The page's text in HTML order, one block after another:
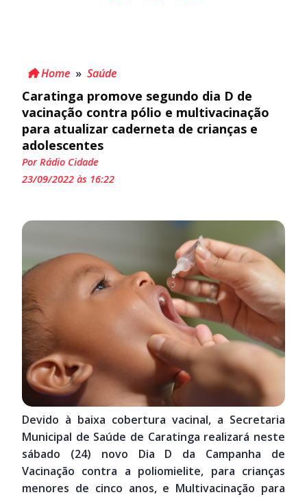
Home » Saúde
Caratinga promove segundo dia D de
vacinação contra pólio e multivacinação
para atualizar caderneta de crianças e
adolescentes
Por Rádio Cidade
23/09/2022 às 16:22
Devido à baixa cobertura vacinal, a Secretaria
Municipal de Saúde de Caratinga realizará neste
sábado (24) novo Dia D da Campanha de
Vacinação contra a poliomielite, para crianças
menores de cinco anos, e Multivacinação para